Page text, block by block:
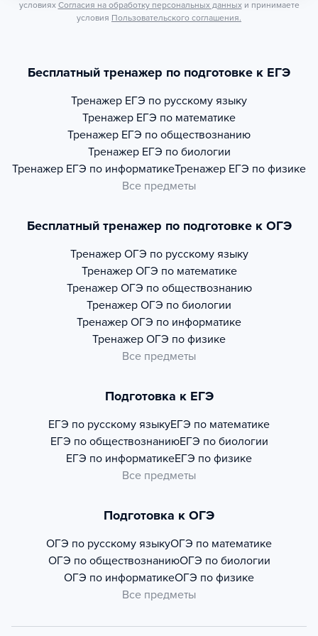
условиях Согласия на обработку персональных данных и принимаете
условия Пользовательского соглашения.
Бесплатный тренажер по подготовке к ЕГЭ
Тренажер ЕГЭ по русскому языку
Тренажер ЕГЭ по математике
Тренажер ЕГЭ по обществознанию
Тренажер ЕГЭ по биологии
Тренажер ЕГЭ по информатикеТренажер ЕГЭ по физике
Все предметы
Бесплатный тренажер по подготовке к ОГЭ
Тренажер ОГЭ по русскому языку
Тренажер ОГЭ по математике
Тренажер ОГЭ по обществознанию
Тренажер ОГЭ по биологии
Тренажер ОГЭ по информатике
Тренажер ОГЭ по физике
Все предметы
Подготовка к ЕГЭ
ЕГЭ по русскому языкуЕГЭ по математике
ЕГЭ по обществознаниюЕГЭ по биологии
ЕГЭ по информатикеЕГЭ по физике
Все предметы
Подготовка к ОГЭ
ОГЭ по русскому языкуОГЭ по математике
ОГЭ по обществознаниюОГЭ по биологии
ОГЭ по информатикеОГЭ по физике
Все предметы